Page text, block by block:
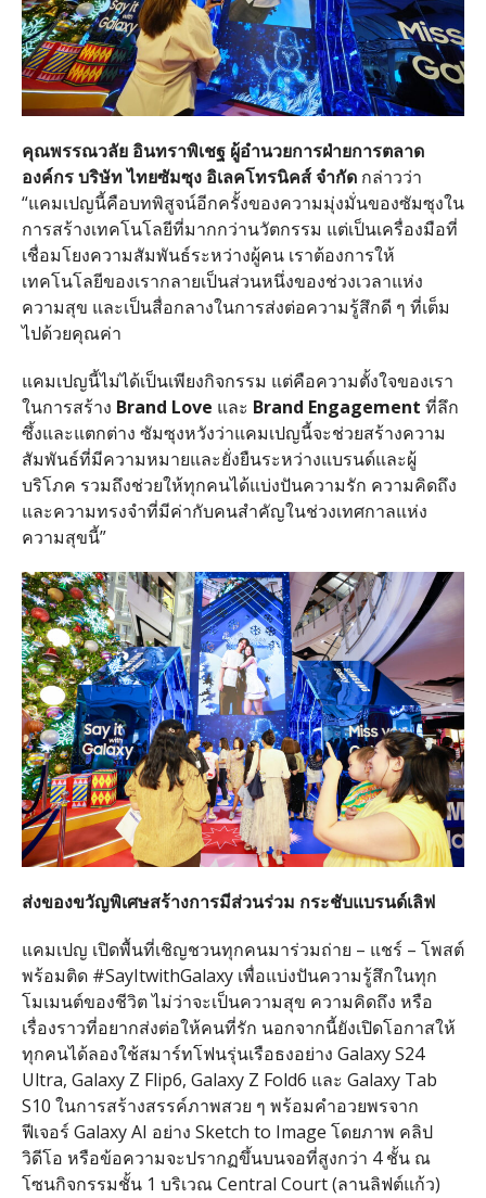
คุณพรรณวลัย อินทราพิเชฐ ผู้อำนวยการฝ่ายการตลาด
องค์กร บริษัทไทยซัมซุง อิเลคโทรนิคส์ จำกัดกล่าวว่า
“แคมเปญนี้คือบทพิสูจน์อีกครั้งของความมุ่งมั่นของซัมซุงใน
การสร้างเทคโนโลยีที่มากกว่านวัตกรรม แต่เป็นเครื่องมือที่
เชื่อมโยงความสัมพันธ์ระหว่างผู้คน เราต้องการให้
เทคโนโลยีของเรากลายเป็นส่วนหนึ่งของช่วงเวลาแห่ง
ความสุข และเป็นสื่อกลางในการส่งต่อความรู้สึกดี ๆ ที่เต็ม
ไปด้วยคุณค่า
แคมเปญนี้ไม่ได้เป็นเพียงกิจกรรม แต่คือความตั้งใจของเรา
ในการสร้าง Brand Love และ Brand Engagement ที่ลึก
ซึ้งและแตกต่าง ซัมซุงหวังว่าแคมเปญนี้จะช่วยสร้างความ
สัมพันธ์ที่มีความหมายและยั่งยืนระหว่างแบรนด์และผู้
บริโภค รวมถึงช่วยให้ทุกคนได้แบ่งปันความรัก ความคิดถึง
และความทรงจำที่มีค่ากับคนสำคัญในช่วงเทศกาลแห่ง
ความสุขนี้”
ส่งของขวัญพิเศษสร้างการมีส่วนร่วม กระชับแบรนด์เลิฟ
แคมเปญ เปิดพื้นที่เชิญชวนทุกคนมาร่วมถ่าย – แชร์ – โพสต์
พร้อมติด#SayItwithGalaxy เพื่อแบ่งปันความรู้สึกในทุก
โมเมนต์ของชีวิต ไม่ว่าจะเป็นความสุข ความคิดถึง หรือ
เรื่องราวที่อยากส่งต่อให้คนที่รัก นอกจากนี้ยังเปิดโอกาสให้
ทุกคนได้ลองใช้สมาร์ทโฟนรุ่นเรือธงอย่าง Galaxy S24
Ultra, Galaxy Z Flip6, Galaxy Z Fold6 และ Galaxy Tab
S10 ในการสร้างสรรค์ภาพสวย ๆ พร้อมคำอวยพรจาก
ฟีเจอร์ Galaxy AI อย่าง Sketch to Image โดยภาพ คลิป
วิดีโอ หรือข้อความจะปรากฏขึ้นบนจอที่สูงกว่า 4ชั้น ณ
โซนกิจกรรมชั้น1 บริเวณCentral Court (ลานลิฟต์แก้ว)